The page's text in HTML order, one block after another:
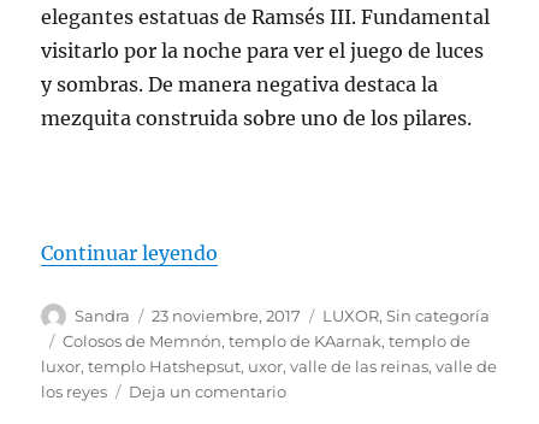
elegantes estatuas de Ramsés III. Fundamental
visitarlo por la noche para ver el juego de luces
y sombras. De manera negativa destaca la
mezquita construida sobre uno de los pilares.
Continuar leyendo
Autor
Sandra
Publicado
el
23 noviembre, 2017 Categorías
LUXOR,Sin categoría
Etiquetas
Colosos de Memnón,templo de KAarnak,templo de
luxor,templo Hatshepsut, uxor,valle de las reinas,valle de
los reyes
Deja un comentarioen